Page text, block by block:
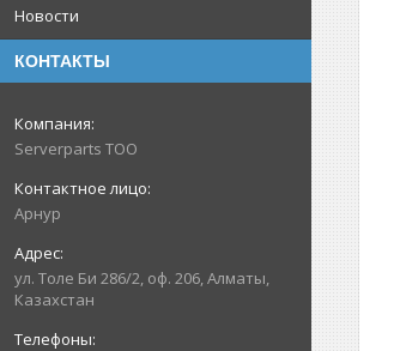
Новости
КОНТАКТЫ
Serverparts ТОО
Арнур
ул. Толе Би 286/2, оф. 206, Алматы,
Казахстан